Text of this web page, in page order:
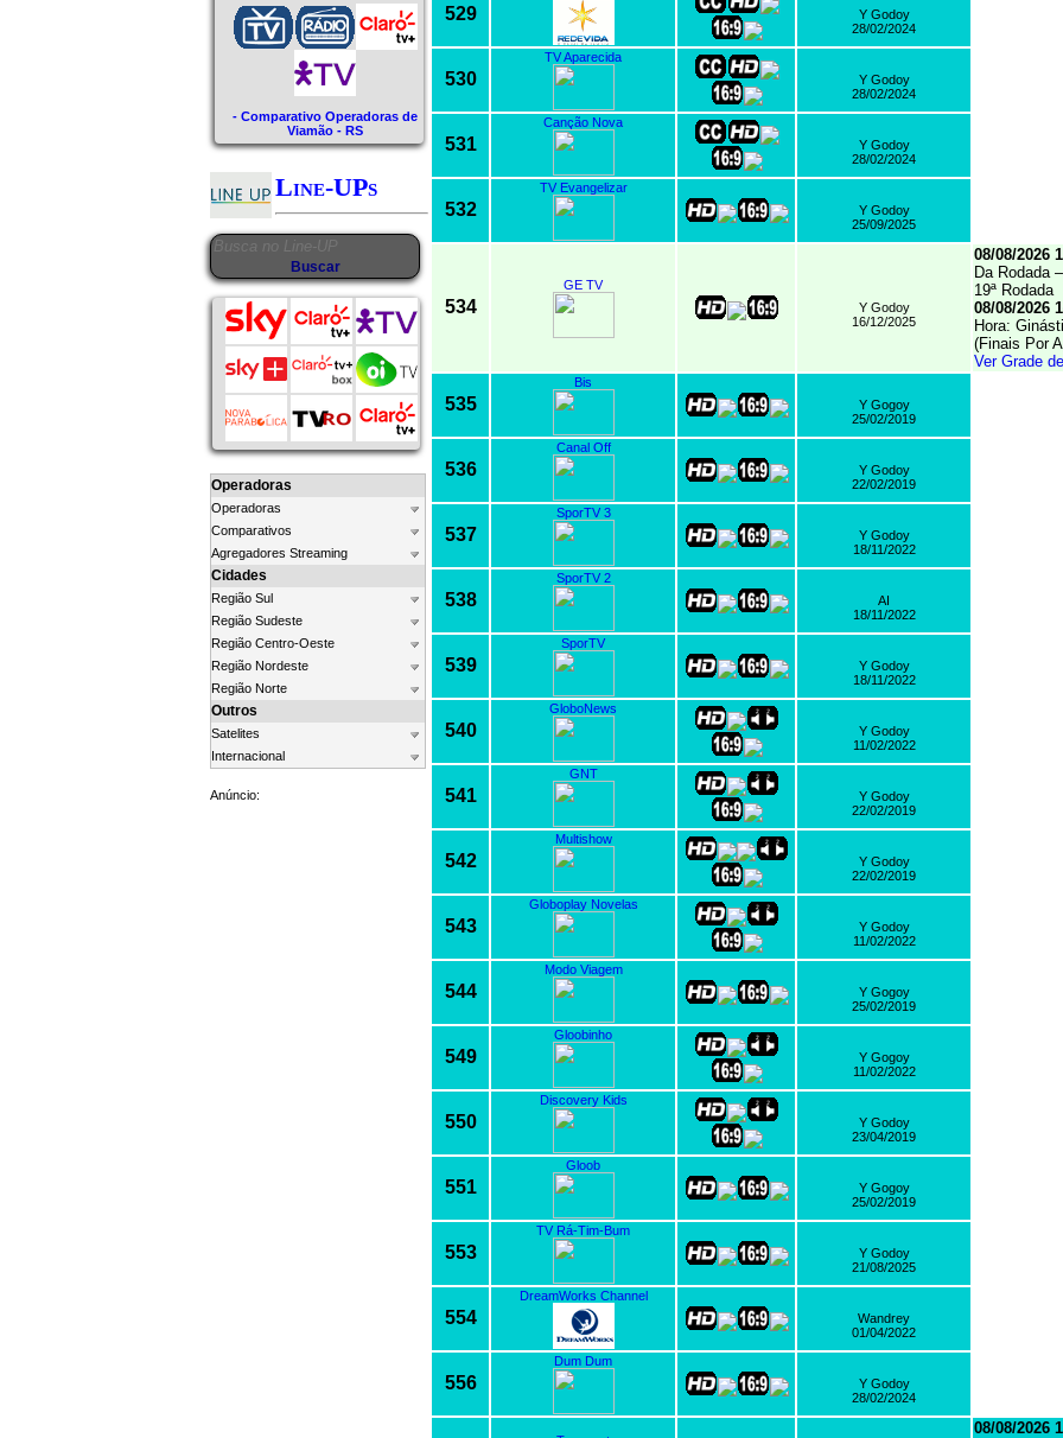
- Comparativo Operadoras de
Viamão - RS
Line-UPs
Operadoras
Operadoras
Comparativos
Agregadores Streaming
Cidades
Região Sul
Região Sudeste
Região Centro-Oeste
Região Nordeste
Região Norte
Outros
Satelites
Internacional
Anúncio:
529
Y Godoy
28/02/2024
530
TV Aparecida
Y Godoy
28/02/2024
531
Canção Nova
Y Godoy
28/02/2024
532
TV Evangelizar
Y Godoy
25/09/2025
534
GE TV
Y Godoy
16/12/2025
08/08/2026
Da Rodada
19ª Rodada
08/08/2026
Hora:
(Finais Por
Ver Grade
535
Bis
Y Gogoy
25/02/2019
536
Canal Off
Y Godoy
22/02/2019
537
SporTV 3
Y Godoy
18/11/2022
538
SporTV 2
AI
18/11/2022
539
SporTV
Y Godoy
18/11/2022
540
GloboNews
Y Godoy
11/02/2022
541
GNT
Y Godoy
22/02/2019
542
Multishow
Y Godoy
22/02/2019
543
Globoplay Novelas
Y Godoy
11/02/2022
544
Modo Viagem
Y Gogoy
25/02/2019
549
Gloobinho
Y Gogoy
11/02/2022
550
Discovery Kids
Y Godoy
23/04/2019
551
Gloob
Y Gogoy
25/02/2019
553
TV Rá-Tim-Bum
Y Godoy
21/08/2025
554
DreamWorks Channel
Wandrey
01/04/2022
556
Dum Dum
Y Godoy
28/02/2024
08/08/2026